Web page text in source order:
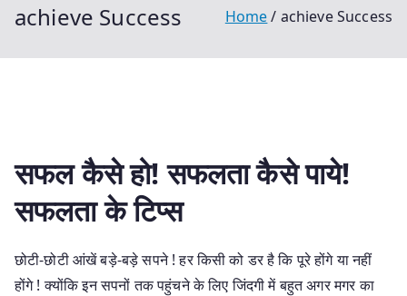
achieve Success Home achieve Success
सफल कैसे हो! सफलता कैसे पाये!
सफलता के टिप्स
छोटी-छोटी आंखें बड़े-बड़े सपने ! हर किसी को डर है कि पूरे होंगे या नहीं
होंगे ! क्योंकि इन सपनों तक पहुंचने के लिए जिंदगी में बहुत अगर मगर का